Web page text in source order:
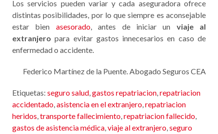
Los servicios pueden variar y cada aseguradora ofrece
distintas posibilidades, por lo que siempre es aconsejable
estar bien asesorado, antes de iniciar un viaje al
extranjero para evitar gastos innecesarios en caso de
enfermedad o accidente.
Federico Martínez de la Puente. Abogado Seguros CEA
Etiquetas: seguro salud,gastos repatriacion,repatriacion
accidentado,asistencia en el extranjero,repatriacion
heridos,transporte fallecimiento,repatriacion fallecido,
gastos de asistencia médica,viaje al extranjero,seguro